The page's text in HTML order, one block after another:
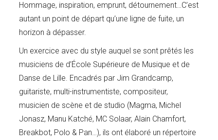
Hommage, inspiration, emprunt, détournement…C’est
autant un point de départ qu’une ligne de fuite, un
horizon à dépasser.
Un exercice avec du style auquel se sont prêtés les
musiciens de d’École Supérieure de Musique et de
Danse de Lille. Encadrés par Jim Grandcamp,
guitariste, multi-instrumentiste, compositeur,
musicien de scène et de studio (Magma, Michel
Jonasz, Manu Katché, MC Solaar, Alain Chamfort,
Breakbot, Polo & Pan…), ils ont élaboré un répertoire